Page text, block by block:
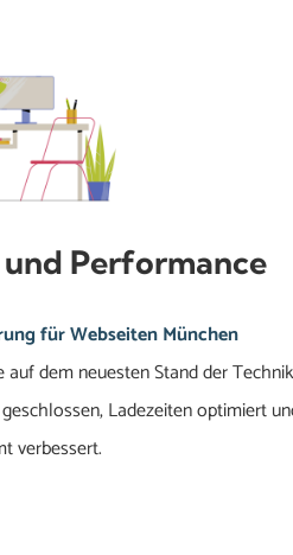
und Performance
für Webseiten München
auf dem neuesten Stand der Technik
geschlossen, Ladezeiten optimiert
verbessert.